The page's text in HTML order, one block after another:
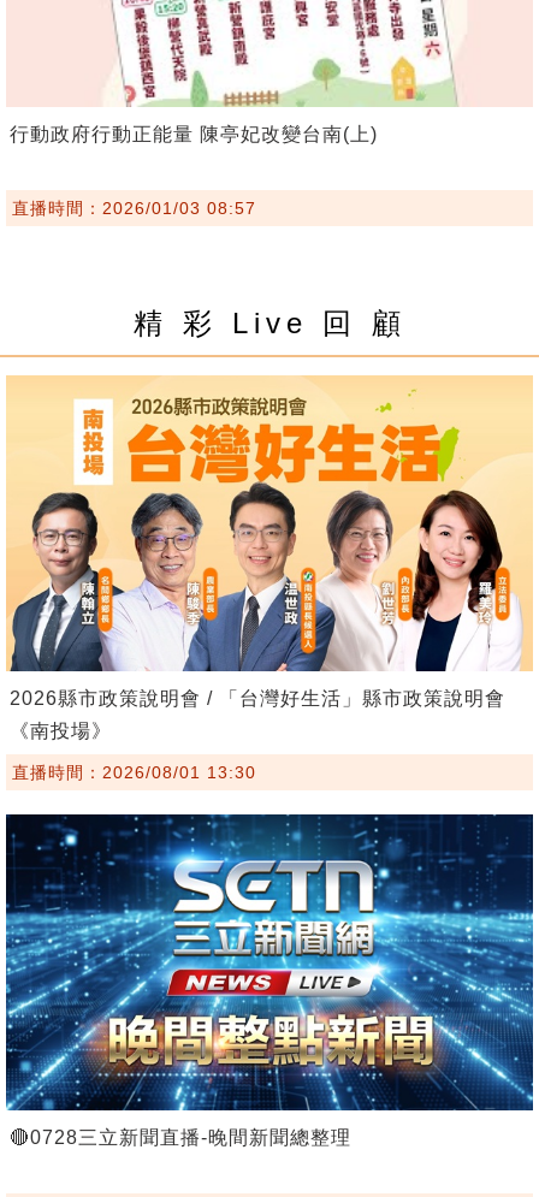
行動政府行動正能量 陳亭妃改變台南(上)
直播時間：2026/01/03 08:57
精 彩 Live 回 顧
2026縣市政策說明會 / 「台灣好生活」縣市政策說明會
《南投場》
直播時間：2026/08/01 13:30
🔴0728三立新聞直播-晚間新聞總整理